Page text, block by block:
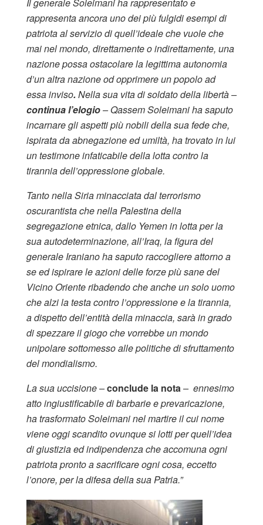
rappresenta ancora uno dei più fulgidi esempi di
patriota al servizio di quell’ideale che vuole che
mai nel mondo, direttamente o indirettamente, una
nazione possa ostacolare la legittima autonomia
d’un altra nazione od opprimere un popolo ad
essa inviso. Nella sua vitadi soldato della libertà –
continua l’elogio– Qassem Soleimani ha saputo
incarnare gli aspetti più nobili della sua fede che,
ispirata da abnegazione ed umiltà, ha trovato in lui
un testimone infaticabile della lotta contro la
tirannia dell’oppressione globale.
Tanto nella Siria minacciata dal terrorismo
oscurantista che nella Palestina della
segregazione etnica, dallo Yemen in lotta per la
sua autodeterminazione, all’Iraq, la figura del
generale Iraniano ha saputo raccogliere attorno a
se ed ispirare le azioni delle forze più sane del
Vicino Oriente ribadendo che anche un solo uomo
che alzi la testa contro l’oppressione e la tirannia,
a dispetto dell’entità della minaccia, sarà in grado
di spezzare il giogo che vorrebbe un mondo
unipolare sottomesso alle politiche di sfruttamento
del mondialismo.
La sua uccisione –conclude la nota– ennesimo
atto ingiustificabile di barbarie e prevaricazione,
ha trasformato Soleimani nel martire il cui nome
viene oggi scandito ovunque si lotti per quell’idea
di giustizia ed indipendenza che accomuna ogni
patriota pronto a sacrificare ogni cosa, eccetto
l’onore, per la difesa della sua Patria.”